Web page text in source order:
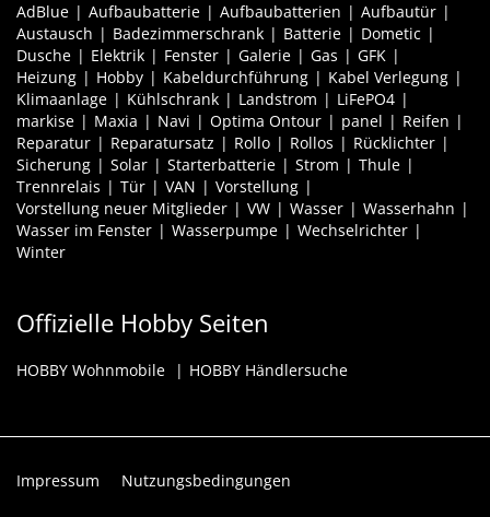
AdBlue Aufbaubatterie Aufbaubatterien
Aufbautür
Austausch
Badezimmerschrank Batterie
Dometic
Dusche
Elektrik Fenster Galerie Gas
GFK
Heizung
Hobby Kabeldurchführung
Kabel Verlegung
Klimaanlage
Kühlschrank Landstrom
LiFePO4
markise
Maxia Navi Optima Ontour panel
Reifen
Reparatur
Reparatursatz Rollo Rollos
Rücklichter
Sicherung
Solar Starterbatterie Strom
Thule
Trennrelais
Tür VAN
Vorstellung
Vorstellung neuer Mitglieder
VW Wasser
Wasserhahn
Wasser im Fenster
Wasserpumpe
Wechselrichter
Winter
Offizielle Hobby Seiten
HOBBY Wohnmobile HOBBY Händlersuche
Impressum Nutzungsbedingungen